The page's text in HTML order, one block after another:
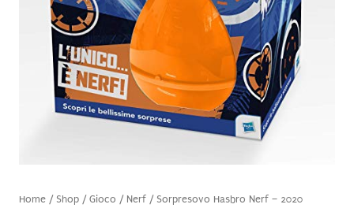
Home/ Shop/Gioco / Nerf/ Sorpresovo Hasbro Nerf – 2020